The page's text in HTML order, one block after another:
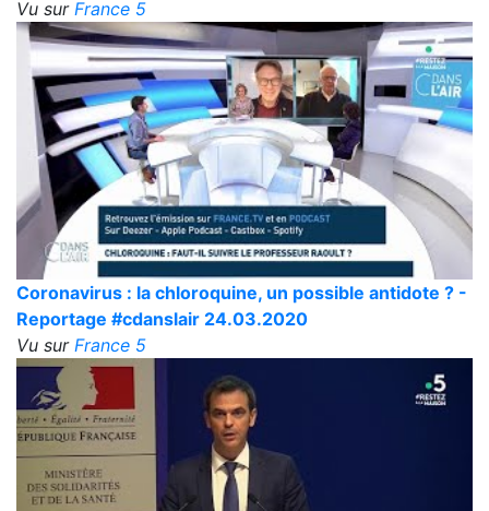
Vu sur France 5
Coronavirus : la chloroquine, un possible antidote ? -
Reportage #cdanslair 24.03.2020
Vu sur France 5